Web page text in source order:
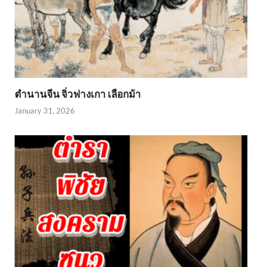
ตำนานจีน จิ่วฟางเกา เลือกม้า
January 31, 2026